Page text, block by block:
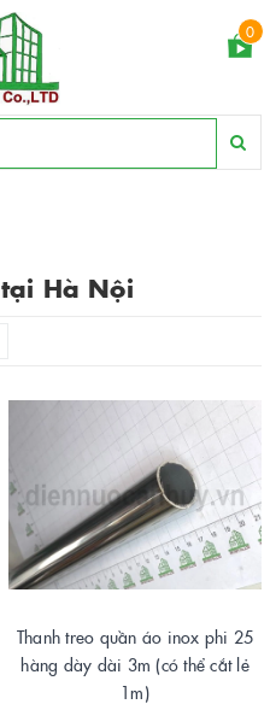
0
Hà Nội
Thanh treo quần áo inox phi 25
hàng dày dài 3m (có thể cắt lẻ
1m)